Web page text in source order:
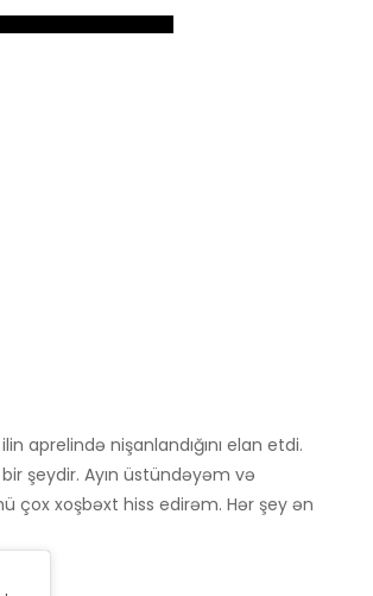
aprelində nişanlandığını elan etdi.
şeydir. Ayın üstündəyəm və
çox xoşbəxt hiss edirəm. Hər şey ən